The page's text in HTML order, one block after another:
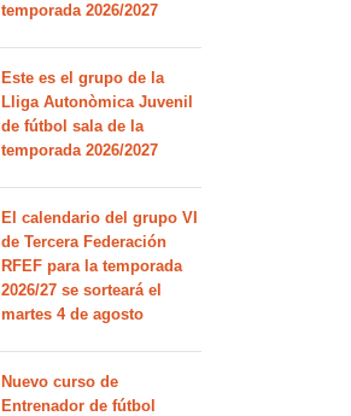
temporada 2026/2027
Este es el grupo de la
Lliga Autonòmica Juvenil
de fútbol sala de la
temporada 2026/2027
El calendario del grupo VI
de Tercera Federación
RFEF para la temporada
2026/27 se sorteará el
martes 4 de agosto
Nuevo curso de
Entrenador de fútbol